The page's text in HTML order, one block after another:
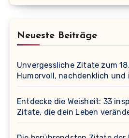
Neueste Beiträge
Unvergessliche Zitate zum
Humorvoll, nachdenklich und
Entdecke die Weisheit: 33
Zitate, die dein Leben